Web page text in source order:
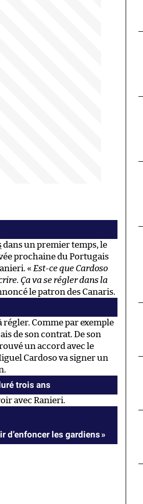
dans un premier temps, le
prochaine du Portugais
« Est-ce que Cardoso
Ça va se régler dans la
le patron des Canaris.
Comme par exemple
de son contrat. De son
un accord avec le
Cardoso va signer un
trois ans
avec Ranieri.
d’enfoncer les gardiens »